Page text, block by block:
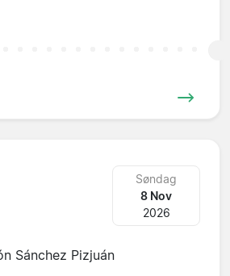
Søndag
8 Nov
2026
Sánchez Pizjuán